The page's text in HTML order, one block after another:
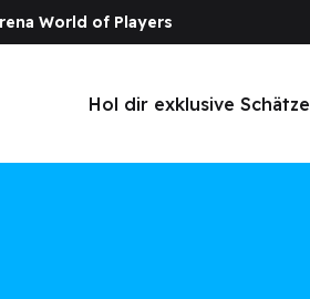
World of Players
Hol dir exklusive Schätze